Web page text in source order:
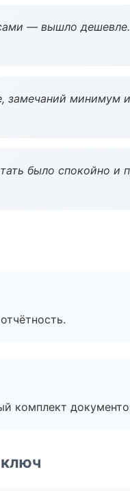
— вышло дешевле.
замечаний минимум
было спокойно и
комплект